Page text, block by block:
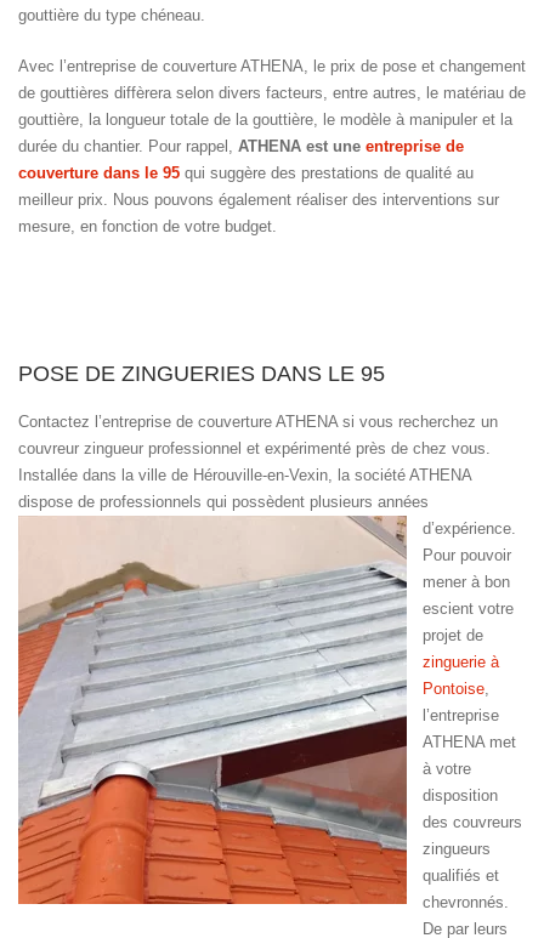
gouttière du type chéneau.
Avec l’entreprise de couverture ATHENA, le prix de pose et changement
de gouttières diffèrera selon divers facteurs, entre autres, le matériau de
gouttière, la longueur totale de la gouttière, le modèle à manipuler et la
durée du chantier. Pour rappel, ATHENA est une entreprise de
couverture dans le 95 qui suggère des prestations de qualité au
meilleur prix. Nous pouvons également réaliser des interventions sur
mesure, en fonction de votre budget.
POSE DE ZINGUERIES DANS LE 95
Contactez l’entreprise de couverture ATHENA si vous recherchez un
couvreur zingueur professionnel et expérimenté près de chez vous.
Installée dans la ville de Hérouville-en-Vexin, la société ATHENA
dispose de professionnels qui possèdent plusieurs années
d’expérience.
Pour pouvoir
mener à bon
escient votre
projet de
zinguerie à
Pontoise
l’entreprise
ATHENA met
à votre
disposition
des couvreurs
zingueurs
qualifiés et
chevronnés.
De par leurs